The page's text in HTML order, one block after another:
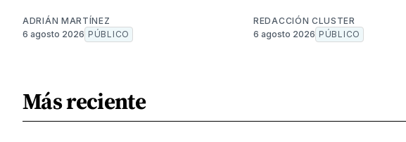
ADRIÁN MARTÍNEZ
6 agosto 2026 PÚBLICO
REDACCIÓN CLUSTER
6 agosto 2026 PÚBLICO
Más reciente